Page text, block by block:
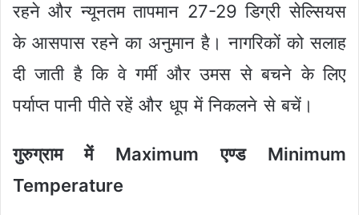
रहने और न्यूनतम तापमान 27-29 डिग्री सेल्सियस
के आसपास रहने का अनुमान है। नागरिकों को सलाह
दी जाती है कि वे गर्मी और उमस से बचने के लिए
पर्याप्त पानी पीते रहें और धूप में निकलने से बचें।
गुरुग्राम में Maximum एण्ड Minimum
Temperature